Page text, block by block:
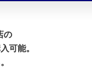
の
可能。